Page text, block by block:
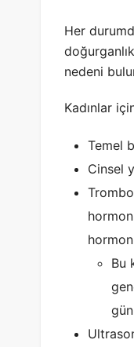
Her
nedeni
Kadınlar
Temel
Cinsel
Bu